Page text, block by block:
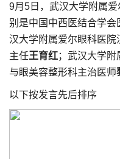
9月5日，武汉大学附属
别是中国中西医结合学
汉大学附属爱尔眼科医
主任王育红；武汉大学
与眼美容整形科主治医师
以下按发言先后排序